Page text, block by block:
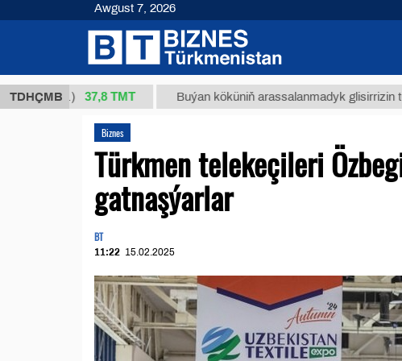
TDHÇMB
(kg.) 37,8 ТМТ Buýan köküniň arassalanmadyk glisirrizin turşusy
Biznes
Türkmen telekeçileri
gatnaşýarlar
BT
11:22 15.02.2025
Awgust 7, 2026